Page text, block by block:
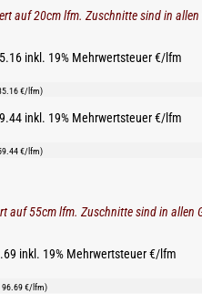
auf 20cm lfm. Zuschnitte sind in
inkl. 19% Mehrwertsteuer €/lfm
€/lfm)
inkl. 19% Mehrwertsteuer €/lfm
€/lfm)
auf 55cm lfm. Zuschnitte sind in allen
inkl. 19% Mehrwertsteuer €/lfm
96.69 €/lfm)